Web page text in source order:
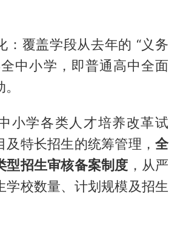
：覆盖学段从去年的 “义务
中小学，即普通高中全面
小学各类人才培养改革试
及特长招生的统筹管理，全
型招生审核备案制度 ，从严
学校数量、计划规模及招生